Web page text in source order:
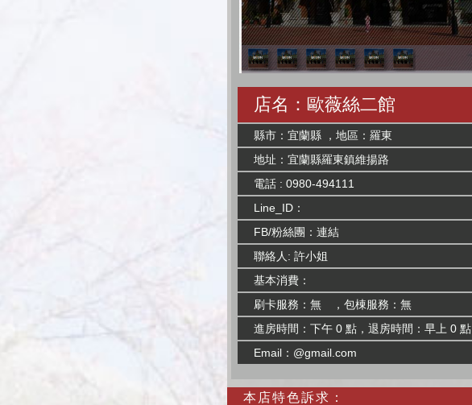
店名：歐薇絲二館
縣市：宜蘭縣 ，地區：羅東
地址：宜蘭縣羅東鎮維揚路
電話 : 0980-494111
Line_ID：
FB/粉絲團：連結
聯絡人: 許小姐
基本消費：
刷卡服務：無 ，包棟服務：無
進房時間：下午 0 點，退房時間：早上 0 點
Email：@gmail.com
本店特色訴求：